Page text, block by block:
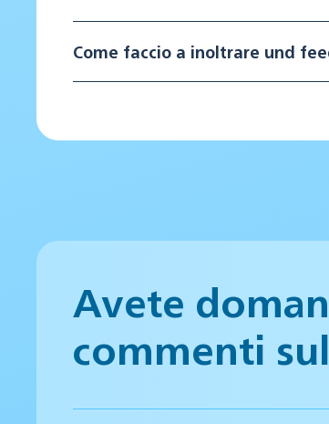
Come faccio a inoltrare und
Avete
commenti